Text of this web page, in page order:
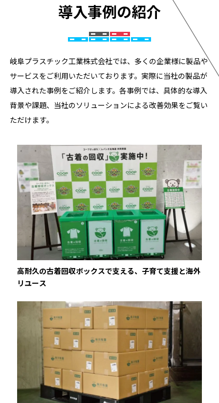
導入事例の紹介
岐阜プラスチック工業株式会社では、多くの企業様に製品や
サービスをご利用いただいております。実際に当社の製品が
導入された事例をご紹介します。各事例では、具体的な導入
背景や課題、当社のソリューションによる改善効果をご覧い
ただけます。
高耐久の古着回収ボックスで支える、子育て支援と海外
リユース